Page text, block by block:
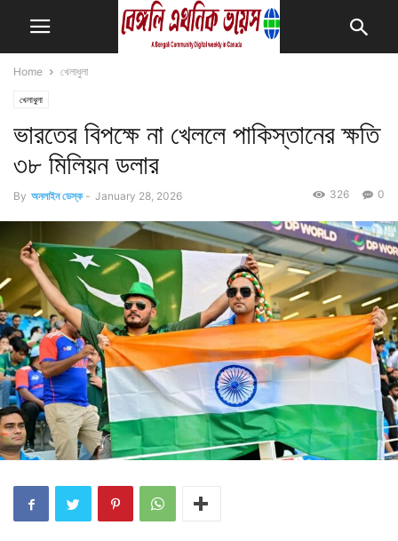
Home খেলাধুলা
খেলাধুলা
ভারতের বিপক্ষে না খেললে পাকিস্তানের ক্ষতি
৩৮ মিলিয়ন ডলার
By অনলাইন ডেস্ক - January 28, 2026 0
326